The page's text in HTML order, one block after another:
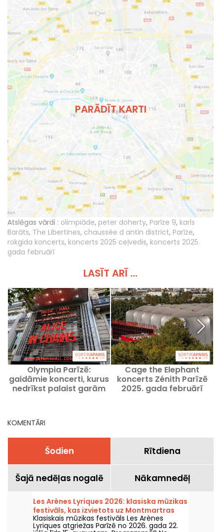
PARĀDĪT KARTI
Atslēgas vārdi : olimpiāde, peter doherty, Parīze 9, karls
Barāts, The Libertines, chaussée d antin district, Parīze,
rokgida koncerts, koncerts 2025 ceļvedis, koncerts 2025.
gada februārī
LASĪT ARĪ ...
Olympia Parīzē:
gaidāmie koncerti, kurus
nedrīkst palaist garām
Cage the Elephant
koncerts Zénith Parīzē
2025. gada februārī
KOMENTĀRI
Šodien Rītdiena
Šajā nedēļas nogalē Nākamnedēļ
Les Arènes Lyriques 2026: klasiska mūzikas
festivāls, kas izvietots uz Montmartras
kalna
Klasiskais mūzikas festivāls Les Arènes
Lyriques atgriežas Parīzē no 2026. gada 22.